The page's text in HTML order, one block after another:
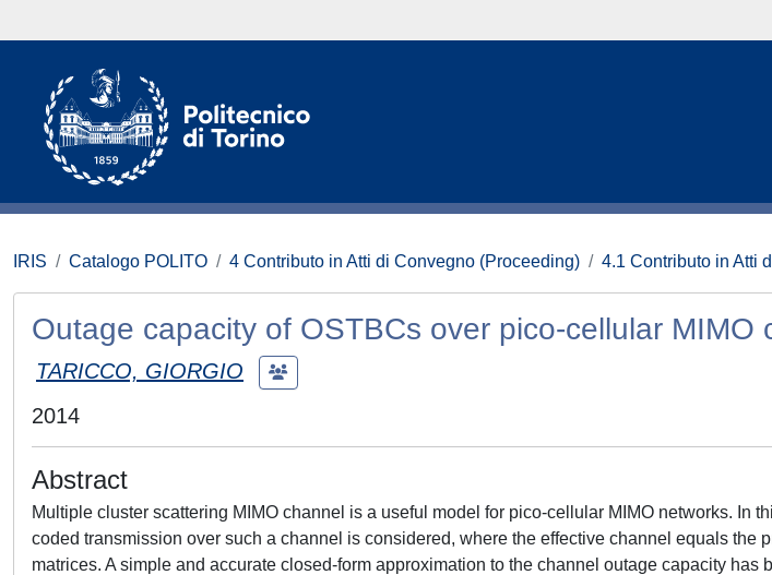
IRIS Catalogo POLITO 4 Contributo in Atti di Convegno (Proceeding) 4.1 Contributo in Atti
Outage capacity of OSTBCs over pico-cellular MIMO
TARICCO, GIORGIO
2014
Abstract
Multiple cluster scattering MIMO channel is a useful model for pico-cellular MIMO networks. In
coded transmission over such a channel is considered, where the effective channel equals the
matrices. A simple and accurate closed-form approximation to the channel outage capacity has